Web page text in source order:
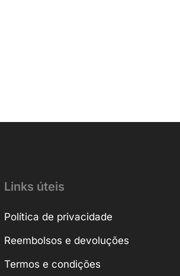
Links úteis
Política de privacidade
Reembolsos e devoluções
Termos e condições